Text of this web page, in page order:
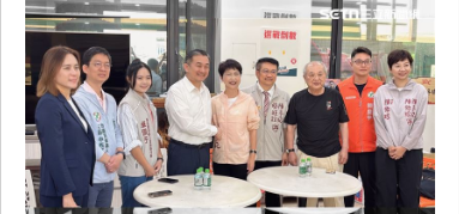
調能源儲備充足，將全力確保第四季用油與天然
氣供應穩定，讓民眾安心。